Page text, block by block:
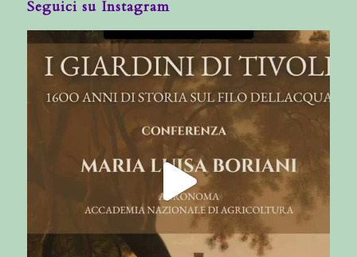
Seguici su Instagram